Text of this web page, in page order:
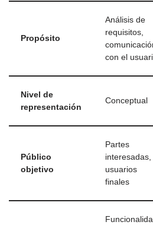
Propósito
Análisis de
requisitos,
con el
Nivel de
representación
Conceptual
Público
objetivo
Partes
interesadas,
usuarios
finales